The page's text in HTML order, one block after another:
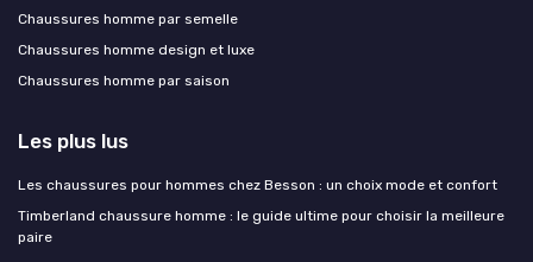
Chaussures homme par semelle
Chaussures homme design et luxe
Chaussures homme par saison
Les plus lus
Les chaussures pour hommes chez Besson : un choix mode et confort
Timberland chaussure homme : le guide ultime pour choisir la meilleure
paire